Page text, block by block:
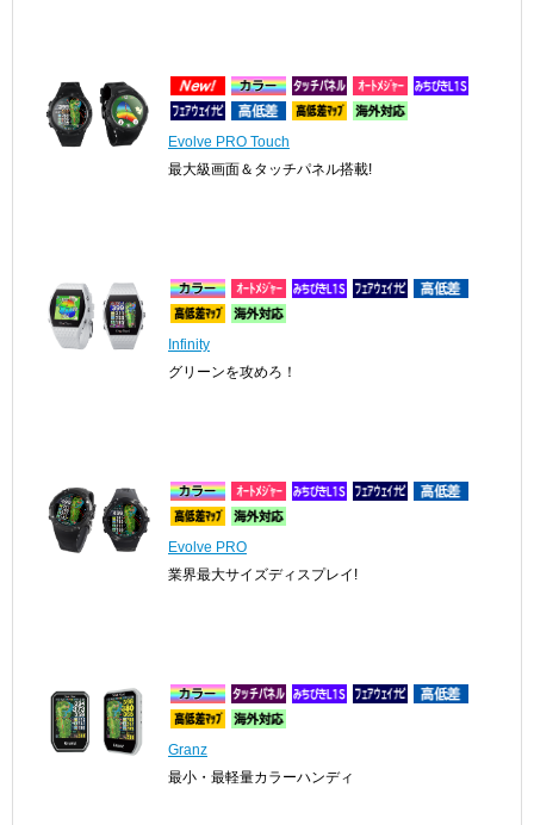
Evolve PRO Touch
最大級画面＆タッチパネル搭載!
Infinity
グリーンを攻めろ！
Evolve PRO
業界最大サイズディスプレイ!
Granz
最小・最軽量カラーハンディ